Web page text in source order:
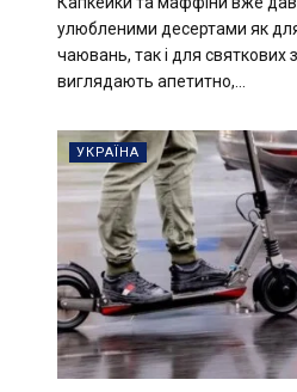
улюбленими десертами як
чаювань, так і для святкових
виглядають апетитно,...
УКРАЇНА